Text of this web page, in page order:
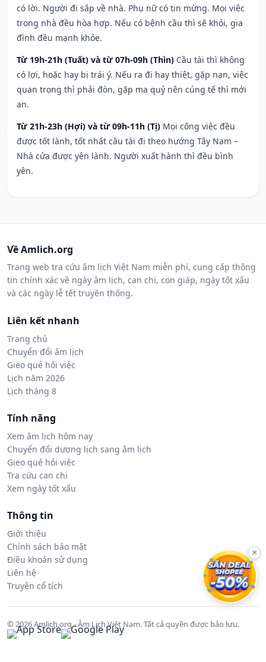
có lời. Người đi sắp về nhà. Phụ nữ có tin mừng. Mọi việc
trong nhà đều hòa hợp. Nếu có bệnh cầu thì sẽ khỏi, gia
đình đều mạnh khỏe.
Từ 19h-21h (Tuất) và từ 07h-09h (Thìn) Cầu tài thì không
có lợi, hoặc hay bị trái ý. Nếu ra đi hay thiệt, gặp nạn, việc
quan trọng thì phải đòn, gặp ma quỷ nên cúng tế thì mới
an.
Từ 21h-23h (Hợi) và từ 09h-11h (Tị) Mọi công việc đều
được tốt lành, tốt nhất cầu tài đi theo hướng Tây Nam –
Nhà cửa được yên lành. Người xuất hành thì đều bình
yên.
Về Amlich.org
Trang web tra cứu âm lịch Việt Nam miễn phí, cung cấp thông
tin chính xác về ngày âm lịch, can chi, con giáp, ngày tốt xấu
và các ngày lễ tết truyền thống.
Liên kết nhanh
Trang chủ
Chuyển đổi âm lịch
Gieo quẻ hỏi việc
Lịch năm 2026
Lịch tháng 8
Tính năng
Xem âm lịch hôm nay
Chuyển đổi dương lịch sang âm lịch
Gieo quẻ hỏi việc
Tra cứu can chi
Xem ngày tốt xấu
Thông tin
Giới thiệu
Chính sách bảo mật
Điều khoản sử dụng
Liên hệ
Truyện cổ tích
© 2026 Amlich.org - Âm Lịch Việt Nam. Tất cả quyền được bảo lưu.
×